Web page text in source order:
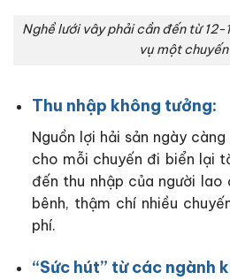
Nghề lưới vây phải cần đến từ
vụ một
Thu nhập không tưởng:
Nguồn lợi hải sản ngày
cho mỗi chuyến đi biển lại
đến thu nhập của người
bênh, thậm chí nhiều
phí.
“Sức hút” từ các ngành